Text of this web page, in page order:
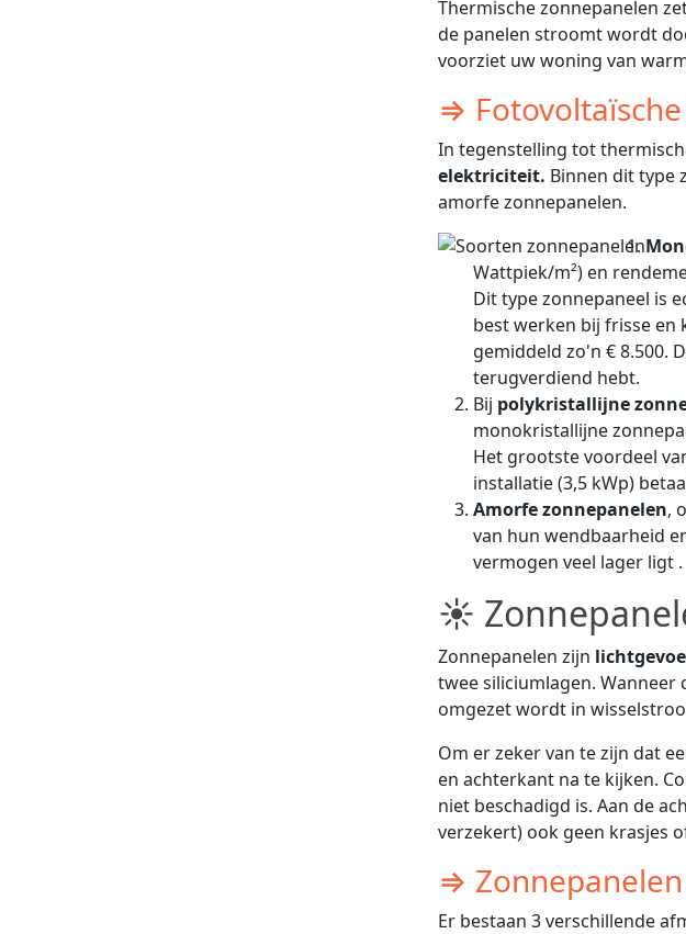
Thermische zonnepanelen
de panelen stroomt wordt
voorziet uw woning van
⇒
In tegenstelling tot
elektriciteit. Binnen dit type
amorfe zonnepanelen.
Wattpiek/m²) en
Dit type zonnepaneel is
best werken bij frisse
gemiddeld zo'n € 8.500.
terugverdiend hebt.
Bij polykristallijne
monokristallijne
Het grootste voordeel
installatie (3,5 kWp)
Amorfe zonnepanelen,
van hun wendbaarheid
vermogen veel lager ligt .
☀
Zonnepanelen zijn
twee siliciumlagen.
omgezet wordt in
Om er zeker van te zijn dat
en achterkant na te kijken.
niet beschadigd is. Aan de
verzekert) ook geen krasjes
⇒
Er bestaan 3 verschillende